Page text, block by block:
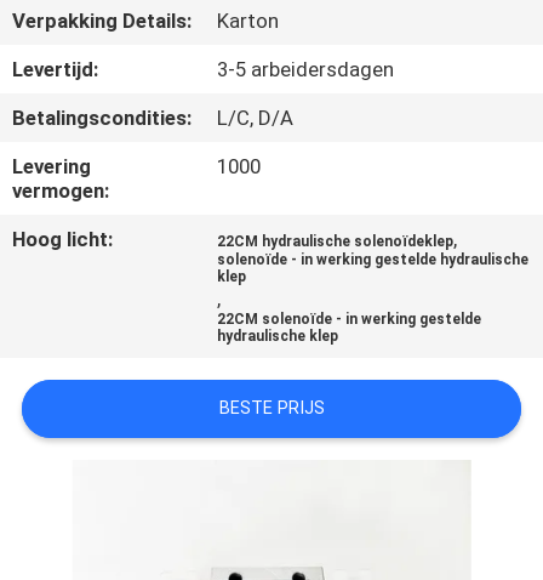
VERZOEK
EEN
CITAAT
SITEMAP
POLICY
Verpakking Details:
Karton
Levertijd:
3-5 arbeidersdagen
Betalingscondities:
L/C, D/A
Levering
vermogen:
1000
Hoog licht: 22CM hydraulische solenoïdeklep,
solenoïde - in werking gestelde hydraulische
klep
,
22CM solenoïde - in werking gestelde
hydraulische klep
BESTE PRIJS